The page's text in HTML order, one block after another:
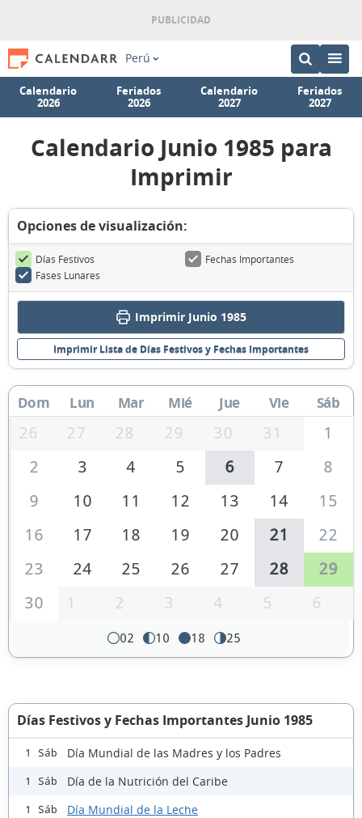
Perú
Calendario
2026
Feriados
2026
Calendario
2027
Feriados
2027
Calendario Junio 1985 para
Imprimir
Opciones de visualización:
Días Festivos
Fechas Importantes
Fases Lunares
Imprimir Junio 1985
Imprimir Lista de Días Festivos y Fechas Importantes
Dom Lun Mar Mié Jue Vie Sáb
26 27 28 29 30 31
1
2
3 4 5 6 7
8
9
10 11 12 13 14
15
16
17 18 19 20 21
22
23
24 25 26 27 28
29
30
1 2 3 4 5 6
02 10 18 25
Días Festivos y Fechas Importantes Junio 1985
1 Sáb Día Mundial de las Madres y los Padres
1 Sáb Día de la Nutrición del Caribe
1 Sáb Día Mundial de la Leche